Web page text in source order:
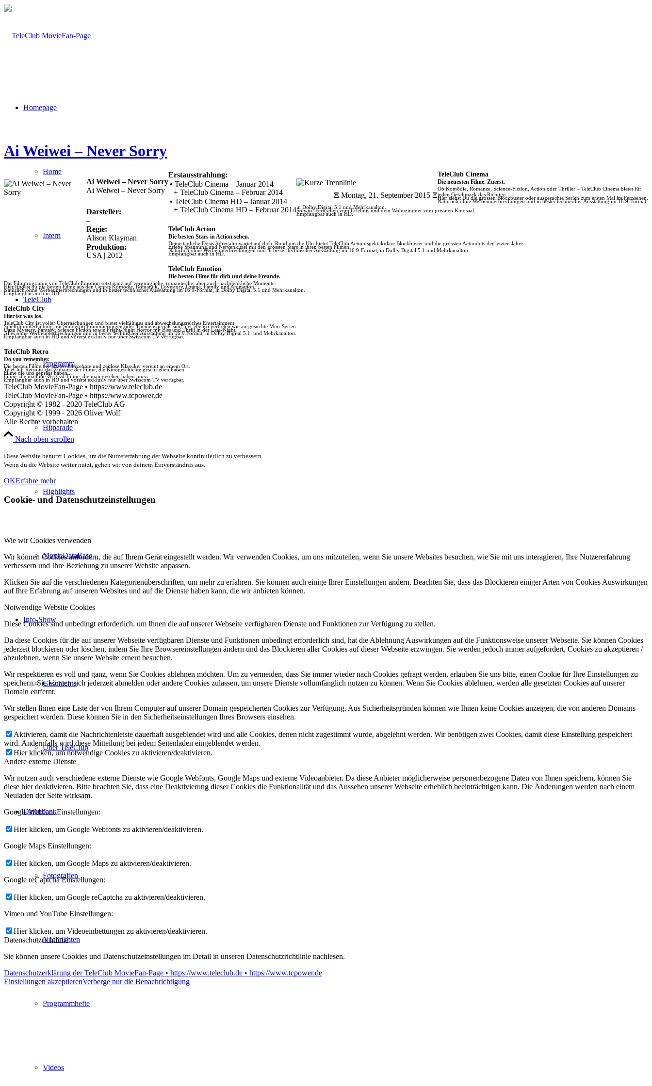
Homepage
Home
Intern
TeleClub
Programm
Hitparade
Highlights
MovieDataBase
Info-Show
Geschichte
Über TeleClub
Datenbank
Fotografien
Nachrichten
Programmhefte
Videos
Ai Weiwei – Never Sorry
Ai Weiwei – Never Sorry
Ai Weiwei – Never Sorry
Darsteller:
–
Regie:
Alison Klayman
Produktion:
USA | 2012
Erstausstrahlung:
• TeleClub Cinema – Januar 2014
+ TeleClub Cinema – Februar 2014
• TeleClub Cinema HD – Januar 2014
+ TeleClub Cinema HD – Februar 2014
Ξ Montag, 21. September 2015 Ξ
TeleClub Cinema
Die neuesten Filme. Zuerst.
Ob Komödie, Romanze, Science-Fiction, Action oder Thriller – TeleClub Cinema bietet für
jeden Geschmack das Richtige.
Hier siehst Du die grossen Blockbuster oder ausgesuchte Serien zum ersten Mal im Fernsehen.
Natürlich ohne Werbeunterbrechungen und in bester technischer Ausstattung im 16:9-Format,
in Dolby Digital 5.1 und Mehrkanalton.
So wird Fernsehen zum Erlebnis und dein Wohnzimmer zum privaten Kinosaal.
Empfangbar auch in HD.
TeleClub Action
Die besten Stars in Action sehen.
Deine tägliche Dosis Adrenalin wartet auf dich: Rund um die Uhr bietet TeleClub Action spektakuläre Blockbuster und die grössten Actionhits der letzten Jahre.
Erlebe Spannung und Nervenkitzel mit den grössten Stars in ihren besten Filmen.
Natürlich ohne Werbeunterbrechungen und in bester technischer Ausstattung im 16:9-Format, in Dolby Digital 5.1 und Mehrkanalton.
Empfangbar auch in HD.
TeleClub Emotion
Die besten Filme für dich und deine Freunde.
Das Filmprogramm von TeleClub Emotion setzt ganz auf vergnügliche, romantische, aber auch nachdenkliche Momente.
Hier findest du die besten Filme aus den Genres Komödie, Romantik, Lovestory, Drama, Family und Animation.
Natürlich ohne Werbeunterbrechungen und in bester technischer Ausstattung im 16:9-Format, in Dolby Digital 5.1 und Mehrkanalton.
Empfangbar auch in HD.
TeleClub City
Hier ist was los.
TeleClub City ist voller Überraschungen und bietet vielfältiges und abwechslungsreiches Entertainment:
Spielfilmunterhaltung mit Sonderprogrammierungen oder Themenspecials sind hier ebenso vertreten wie ausgesuchte Mini-Serien.
Dazu Mystery, Fantasy, Science Fiction sowie Fright-Night Horror mit Biss und Thrill in der Late-Night.
Alles ohne Werbeunterbrechungen und in bester technischer Ausstattung im 16:9 Format, in Dolby Digital 5.1. und Mehrkanalton.
Empfangbar auch in HD und vorerst exklusiv nur über Swisscom TV verfügbar.
TeleClub Retro
Do you remember.
Die besten Filme der letzten Jahrzehnte und zeitlose Klassiker vereint an einem Ort.
TeleClub Retro ist das Zuhause der Filme, die Kinogeschichte geschrieben haben.
Filme die uns geprägt haben.
Filme, die man nie vergisst. Filme, die man gesehen haben muss.
Empfangbar auch in HD und vorerst exklusiv nur über Swisscom TV verfügbar.
TeleClub MovieFan-Page • https://www.teleclub.de
TeleClub MovieFan-Page • https://www.tcpower.de
Copyright © 1982 - 2020 TeleClub AG
Copyright © 1999 - 2026 Oliver Wolf
Alle Rechte vorbehalten
Nach oben scrollen
Diese Website benutzt Cookies, um die Nutzererfahrung der Webseite kontinuierlich zu verbessern.
Wenn du die Website weiter nutzt, gehen wir von deinem Einverständnis aus.
OKErfahre mehr
Cookie- und Datenschutzeinstellungen
Wie wir Cookies verwenden
Wir können Cookies anfordern, die auf Ihrem Gerät eingestellt werden. Wir verwenden Cookies, um uns mitzuteilen, wenn Sie unsere Websites besuchen, wie Sie mit uns interagieren, Ihre Nutzererfahrung
verbessern und Ihre Beziehung zu unserer Website anpassen.
Klicken Sie auf die verschiedenen Kategorienüberschriften, um mehr zu erfahren. Sie können auch einige Ihrer Einstellungen ändern. Beachten Sie, dass das Blockieren einiger Arten von Cookies Auswirkungen
auf Ihre Erfahrung auf unseren Websites und auf die Dienste haben kann, die wir anbieten können.
Notwendige Website Cookies
Diese Cookies sind unbedingt erforderlich, um Ihnen die auf unserer Webseite verfügbaren Dienste und Funktionen zur Verfügung zu stellen.
Da diese Cookies für die auf unserer Webseite verfügbaren Dienste und Funktionen unbedingt erforderlich sind, hat die Ablehnung Auswirkungen auf die Funktionsweise unserer Webseite. Sie können Cookies
jederzeit blockieren oder löschen, indem Sie Ihre Browsereinstellungen ändern und das Blockieren aller Cookies auf dieser Webseite erzwingen. Sie werden jedoch immer aufgefordert, Cookies zu akzeptieren /
abzulehnen, wenn Sie unsere Website erneut besuchen.
Wir respektieren es voll und ganz, wenn Sie Cookies ablehnen möchten. Um zu vermeiden, dass Sie immer wieder nach Cookies gefragt werden, erlauben Sie uns bitte, einen Cookie für Ihre Einstellungen zu
speichern. Sie können sich jederzeit abmelden oder andere Cookies zulassen, um unsere Dienste vollumfänglich nutzen zu können. Wenn Sie Cookies ablehnen, werden alle gesetzten Cookies auf unserer
Domain entfernt.
Wir stellen Ihnen eine Liste der von Ihrem Computer auf unserer Domain gespeicherten Cookies zur Verfügung. Aus Sicherheitsgründen können wie Ihnen keine Cookies anzeigen, die von anderen Domains
gespeichert werden. Diese können Sie in den Sicherheitseinstellungen Ihres Browsers einsehen.
Aktivieren, damit die Nachrichtenleiste dauerhaft ausgeblendet wird und alle Cookies, denen nicht zugestimmt wurde, abgelehnt werden. Wir benötigen zwei Cookies, damit diese Einstellung gespeichert
wird. Andernfalls wird diese Mitteilung bei jedem Seitenladen eingeblendet werden.
Hier klicken, um notwendige Cookies zu aktivieren/deaktivieren.
Andere externe Dienste
Wir nutzen auch verschiedene externe Dienste wie Google Webfonts, Google Maps und externe Videoanbieter. Da diese Anbieter möglicherweise personenbezogene Daten von Ihnen speichern, können Sie
diese hier deaktivieren. Bitte beachten Sie, dass eine Deaktivierung dieser Cookies die Funktionalität und das Aussehen unserer Webseite erheblich beeinträchtigen kann. Die Änderungen werden nach einem
Neuladen der Seite wirksam.
Google Webfont Einstellungen:
Hier klicken, um Google Webfonts zu aktivieren/deaktivieren.
Google Maps Einstellungen:
Hier klicken, um Google Maps zu aktivieren/deaktivieren.
Google reCaptcha Einstellungen:
Hier klicken, um Google reCaptcha zu aktivieren/deaktivieren.
Vimeo und YouTube Einstellungen:
Hier klicken, um Videoeinbettungen zu aktivieren/deaktivieren.
Datenschutzrichtlinie
Sie können unsere Cookies und Datenschutzeinstellungen im Detail in unseren Datenschutzrichtlinie nachlesen.
Datenschutzerklärung der TeleClub MovieFan-Page • https://www.teleclub.de • https://www.tcpower.de
Einstellungen akzeptierenVerberge nur die Benachrichtigung